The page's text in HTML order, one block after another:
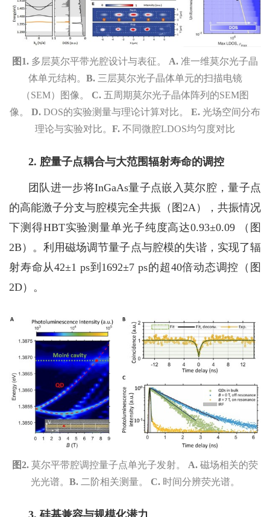
图 1. 多层莫尔平带光腔设计与表征。 A. 准一维莫尔光子晶
体单元结构。 B. 三层莫尔光子晶体单元的扫描电镜
（SEM）图像。 C. 五周期莫尔光子晶体阵列的SEM图
像。
D. DOS的实验测量与理论计算对比。 E. 光场空间分布
理论与实验对比。 F. 不同微腔LDOS均匀度对比
2. 腔量子点耦合与大范围辐射寿命的调控
团队进一步将InGaAs量子点嵌入莫尔腔，量子点
的高能激子分支与腔模完全共振（图 2A ），共振情况
下测得HBT实验测量单光子纯度高达0.93±0.09
（图
2B ）。利用磁场调节量子点与腔模的失谐，实现了辐
射寿命从42±1 ps到 1692±7 ps的超40倍动态调控（图
2D）。
图2. 莫尔平带腔调控量子点单光子发射。 A. 磁场相关的荧
光光谱。 B. 二阶相关测量。 C. 时间分辨荧光谱。